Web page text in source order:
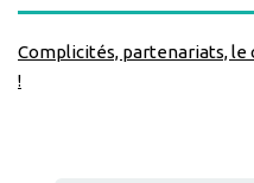
Complicités, partenariats,
!